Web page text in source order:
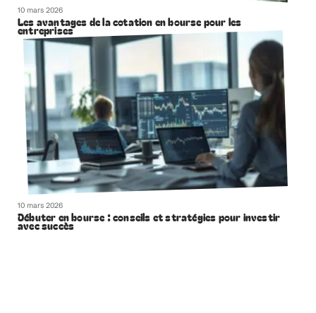
10 mars 2026
Activités essentielles à la réalisation de vos produits et
services
10 mars 2026
Les avantages de la cotation en bourse pour les
entreprises